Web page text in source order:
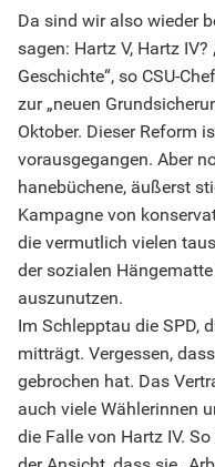
Da sind wir also wieder
sagen: Hartz V, Hartz
Geschichte“, so CSU-
zur „neuen
Oktober. Dieser Reform
vorausgegangen. Aber
hanebüchene, äußerst
Kampagne von
die vermutlich vielen
der sozialen
auszunutzen.
Im Schlepptau die SPD,
mitträgt. Vergessen,
gebrochen hat. Das
auch viele Wählerinnen
die Falle von Hartz IV.